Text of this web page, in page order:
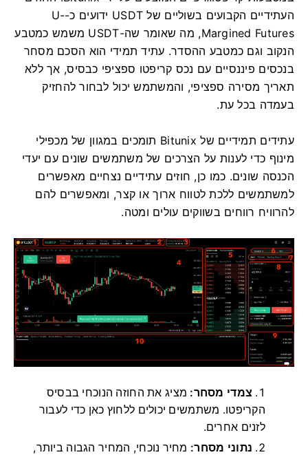
העתידיים הקבועים בשוליים של USDT ידועים כ-U-
Margined Futures, מה שאומר שה-USDT משמש כמטבע
הנקוב וגם כמטבע ההסדר. עתיד תמידי הוא הסכם מסחר
בנכסים פיננסיים עם נכס קריפטו ספציפי כבסיס, אך ללא
תאריך מסירה ספציפי, והמשתמש יכול לבחור להחזיק
בעמדה בכל עת.
עתידים תמידיים של Bitunix תומכים במגוון של מכפילי
מינוף כדי לענות על הצרכים של משתמשים שונים עם יעדי
הכנסה שונים. כמו כן, חוזים עתידיים נצחיים מאפשרים
למשתמשים ללכת לטווח ארוך או קצר, ומאפשרים להם
להרוויח רווחים בשווקים עולים ומטה.
צמדי מסחר: מציג את החוזה הנוכחי בבסיס
הקריפטו. משתמשים יכולים ללחוץ כאן כדי לעבור
לזנים אחרים.
נתוני מסחר: מחיר נוכחי, המחיר הגבוה ביותר,